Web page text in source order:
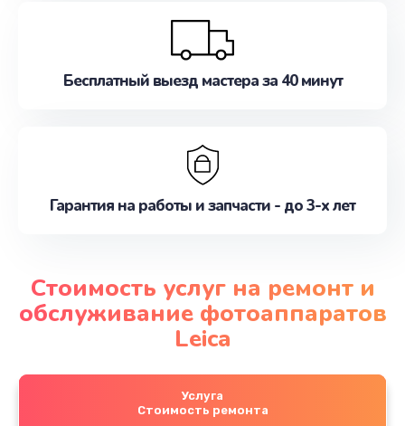
Бесплатный выезд мастера за 40 минут
Гарантия на работы и запчасти - до 3-х лет
Стоимость услуг на ремонт и
обслуживание фотоаппаратов
Leica
Услуга
Стоимость ремонта